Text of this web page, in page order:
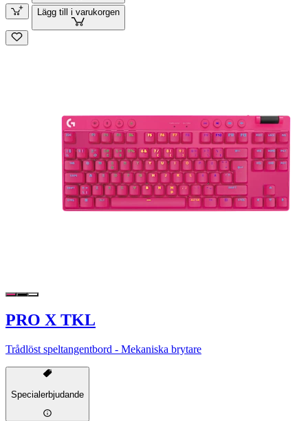
Lägg till i varukorgen
PRO X TKL
Trådlöst speltangentbord - Mekaniska brytare
Specialerbjudande